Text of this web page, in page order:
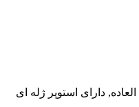
دارای استوپر ژله ای